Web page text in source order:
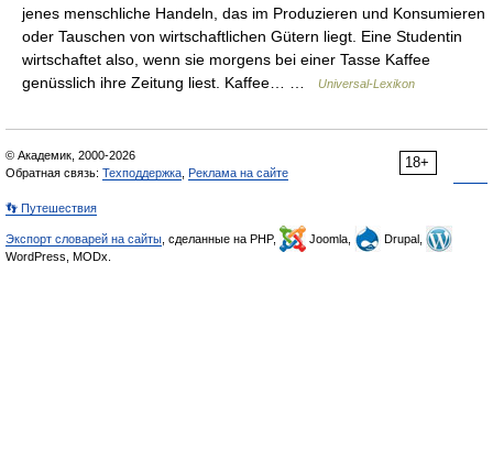
jenes menschliche Handeln, das im Produzieren und Konsumieren
oder Tauschen von wirtschaftlichen Gütern liegt. Eine Studentin
wirtschaftet also, wenn sie morgens bei einer Tasse Kaffee
genüsslich ihre Zeitung liest. Kaffee… …
Universal-Lexikon
18+
© Академик, 2000-2026
Обратная связь: Техподдержка Реклама на сайте
👣 Путешествия
Экспорт словарей на сайты , сделанные на PHP, Joomla,
Drupal,
WordPress, MODx.